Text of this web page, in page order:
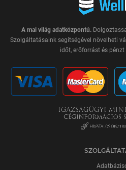
A mai világ adatközpontú.
Szolgáltatásaink segítségével növelheti
időt, erőforrást és